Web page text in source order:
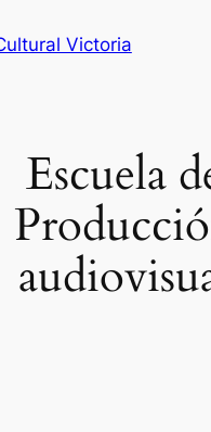
Victoria
Escuela